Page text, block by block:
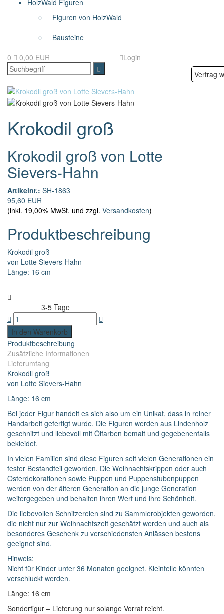
HolzWald Figuren
Figuren von HolzWald
Bausteine
0
0,00 EUR Login
Krokodil groß
Krokodil groß von Lotte
Sievers-Hahn
Artikelnr.: SH-1863
95,60 EUR
(inkl. 19,00% MwSt. und zzgl. Versandkosten)
Produktbeschreibung
Krokodil groß
von Lotte Sievers-Hahn
Länge: 16 cm
3-5 Tage
Produktbeschreibung
Zusätzliche Informationen
Lieferumfang
Krokodil groß
von Lotte Sievers-Hahn
Länge: 16 cm
Bei jeder Figur handelt es sich also um ein Unikat, dass in reiner
Handarbeit gefertigt wurde. Die Figuren werden aus Lindenholz
geschnitzt und liebevoll mit Ölfarben bemalt und gegebenenfalls
bekleidet.
In vielen Familien sind diese Figuren seit vielen Generationen ein
fester Bestandteil geworden. Die Weihnachtskrippen oder auch
Osterdekorationen sowie Puppen und Puppenstubenpuppen
werden von der älteren Generation an die junge Generation
weitergegeben und behalten ihren Wert und ihre Schönheit.
Die liebevollen Schnitzereien sind zu Sammlerobjekten geworden,
die nicht nur zur Weihnachtszeit geschätzt werden und auch als
besonderes Geschenk zu verschiedensten Anlässen bestens
geeignet sind.
Hinweis:
Nicht für Kinder unter 36 Monaten geeignet. Kleinteile könnten
verschluckt werden.
Länge: 16 cm
Sonderfigur – Lieferung nur solange Vorrat reicht.
Vertrag
Widerrufsformular
Widerruf bestätigen